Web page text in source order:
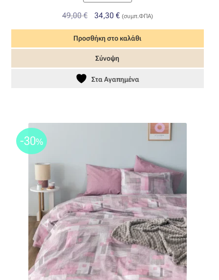
Οργάντζα τσαλακωτή
Τρεβίρα
Φιλ-κουπέ
Φλάμα
Φόδρα
Ψάθα
49,00€
Original
price
was:
49,00 €.
34,30 €Η
τρέχουσα
τιμή
είναι:
(συμπ.ΦΠΑ)
Προσθήκη στο καλάθι
Σύνοψη
Στα Αγαπημένα
-30%